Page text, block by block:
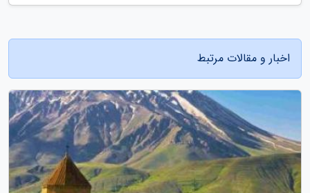
اخبار و مقالات مرتبط